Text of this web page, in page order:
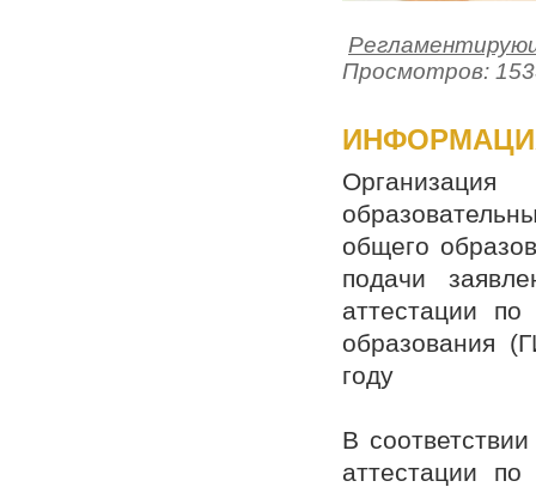
Просмотров:
общего
подачи
аттестации
образования
году
В
аттестации